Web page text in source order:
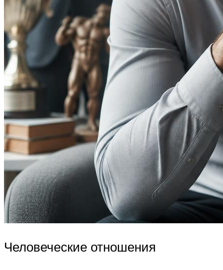
Человеческие отношения